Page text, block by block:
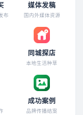
布
媒体发稿
国内外媒体资源
同城探店
本地生活种草
成功案例
品牌传播结案